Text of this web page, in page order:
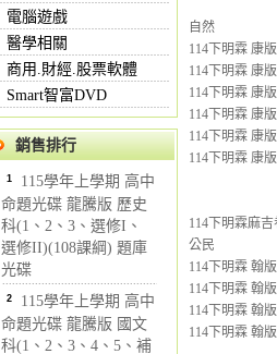
電腦遊戲
醫學相關
商用.財經.股票軟體
Smart智富DVD
銷售排行
1 115學年上學期 高中
命題光碟 龍騰版 歷史
科(1、2、3、選修I、
選修II)(108課綱) 題庫
光碟
2 115學年上學期 高中
命題光碟 龍騰版 國文
科(1、2、3、4、5、補
自然
114下明霖 康
114下明霖 康
114下明霖 康
114下明霖 康
114下明霖 康
114下明霖 康
114下明霖麻吉
公民
114下明霖 翰
114下明霖 翰
114下明霖 翰
114下明霖 翰